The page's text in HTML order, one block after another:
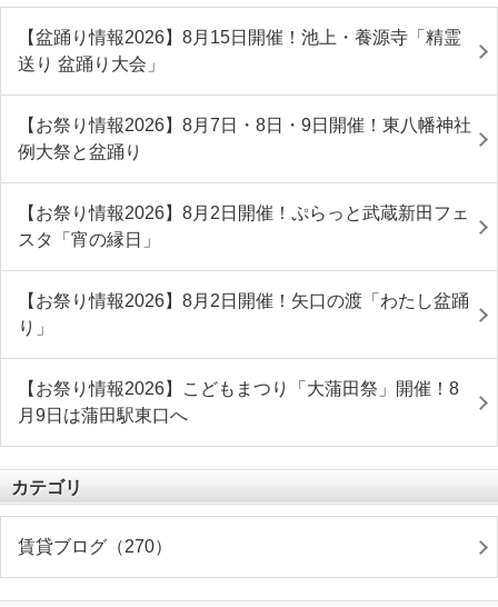
【盆踊り情報2026】8月15日開催！池上・養源寺「精霊
送り 盆踊り大会」
【お祭り情報2026】8月7日・8日・9日開催！東八幡神社
例大祭と盆踊り
【お祭り情報2026】8月2日開催！ぷらっと武蔵新田フェ
スタ「宵の縁日」
【お祭り情報2026】8月2日開催！矢口の渡「わたし盆踊
り」
【お祭り情報2026】こどもまつり「大蒲田祭」開催！8
月9日は蒲田駅東口へ
カテゴリ
賃貸ブログ（270）